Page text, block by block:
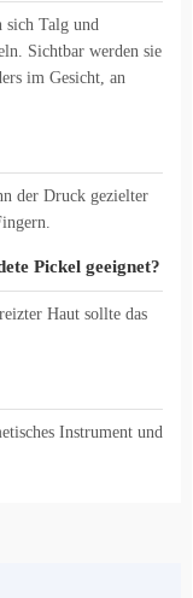
sich Talg und
Sichtbar werden sie
im Gesicht, an
der Druck gezielter
Pickel geeignet?
Haut sollte das
Instrument und